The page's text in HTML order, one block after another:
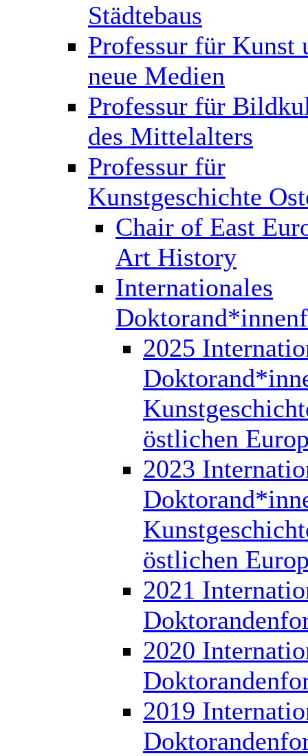
Städtebaus
Professur für Kunst
neue Medien
Professur für
des Mittelalters
Professur für
Kunstgeschichte
Chair of East
Art History
Internationales
2025
östlichen
2023
östlichen
2021
2020
2019